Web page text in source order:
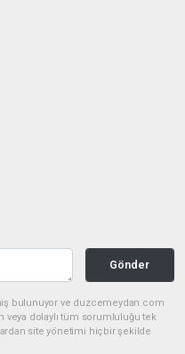
Gönder
bulunuyor ve duzcemeydan.com
veya dolaylı tüm sorumluluğu tek
site yönetimi hiçbir şekilde